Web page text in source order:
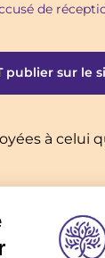
de
à celui